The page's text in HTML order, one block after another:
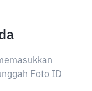
Foto ID